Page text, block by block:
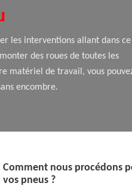
les interventions allant dans ce
des roues de toutes les
matériel de travail, vous
encombre.
Comment nous procédons
vos pneus ?